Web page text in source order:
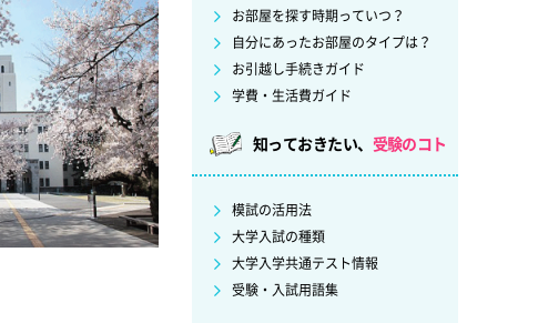
お部屋を探す時期っていつ？
自分にあったお部屋のタイプは？
お引越し手続きガイド
学費・生活費ガイド
知っておきたい、 受験のコト
模試の活用法
大学入試の種類
大学入学共通テスト情報
受験・入試用語集